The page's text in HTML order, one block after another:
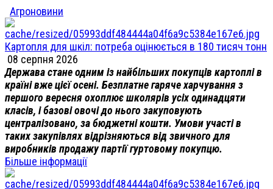
Агроновини
Картопля для шкіл: потреба оцінюється в 180 тисяч тонн
08 серпня 2026
Держава стане одним із найбільших покупців картоплі в
країні вже цієї осені. Безплатне гаряче харчування з
першого вересня охоплює школярів усіх одинадцяти
класів, і базові овочі до нього закуповують
централізовано, за бюджетні кошти. Умови участі в
таких закупівлях відрізняються від звичного для
виробників продажу партії гуртовому покупцю.
Більше інформації